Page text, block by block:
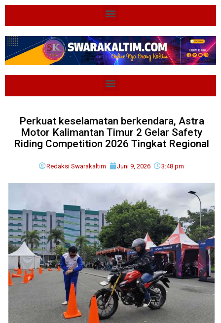
Perkuat keselamatan berkendara, Astra
Motor Kalimantan Timur 2 Gelar Safety
Riding Competition 2026 Tingkat Regional
Redaksi Swarakaltim Juni 9, 2026 3:48 pm